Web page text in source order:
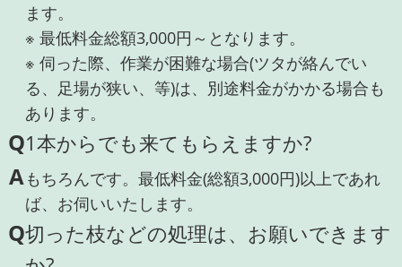
ます。
※ 最低料金総額3,000円～となります。
※ 伺った際、作業が困難な場合(ツタが絡んでい
る、足場が狭い、等)は、別途料金がかかる場合も
あります。
Q1本からでも来てもらえますか?
Aもちろんです。最低料金(総額3,000円)以上であれ
ば、お伺いいたします。
Q切った枝などの処理は、お願いできます